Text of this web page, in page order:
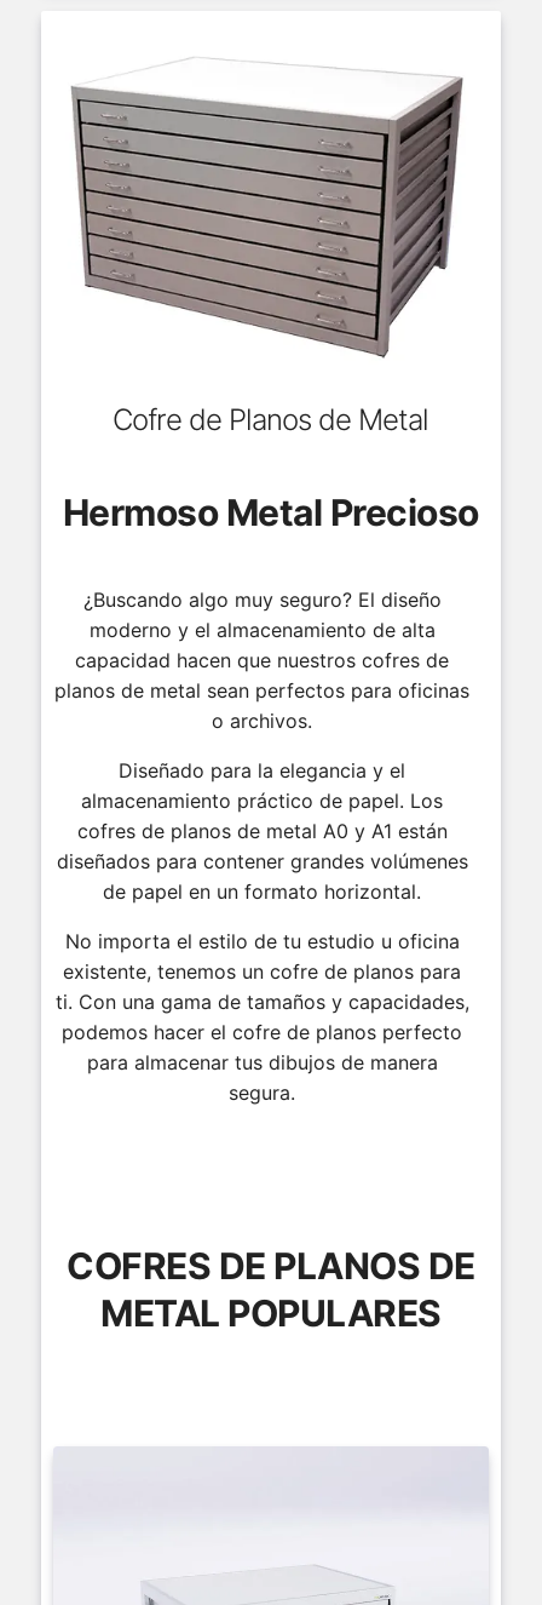
Cofre de Planos de Metal
Hermoso Metal Precioso
¿Buscando algo muy seguro? El diseño
moderno y el almacenamiento de alta
capacidad hacen que nuestros cofres de
planos de metal sean perfectos para oficinas
o archivos.
Diseñado para la elegancia y el
almacenamiento práctico de papel. Los
cofres de planos de metal A0 y A1 están
diseñados para contener grandes volúmenes
de papel en un formato horizontal.
No importa el estilo de tu estudio u oficina
existente, tenemos un cofre de planos para
ti. Con una gama de tamaños y capacidades,
podemos hacer el cofre de planos perfecto
para almacenar tus dibujos de manera
segura.
COFRES DE PLANOS DE
METAL POPULARES